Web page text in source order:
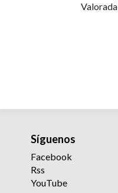
Valorada
Síguenos
Facebook
Rss
YouTube